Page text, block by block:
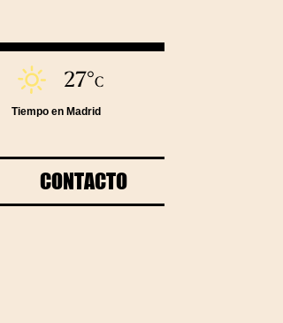
Tiempo en Madrid
27°C
CONTACTO